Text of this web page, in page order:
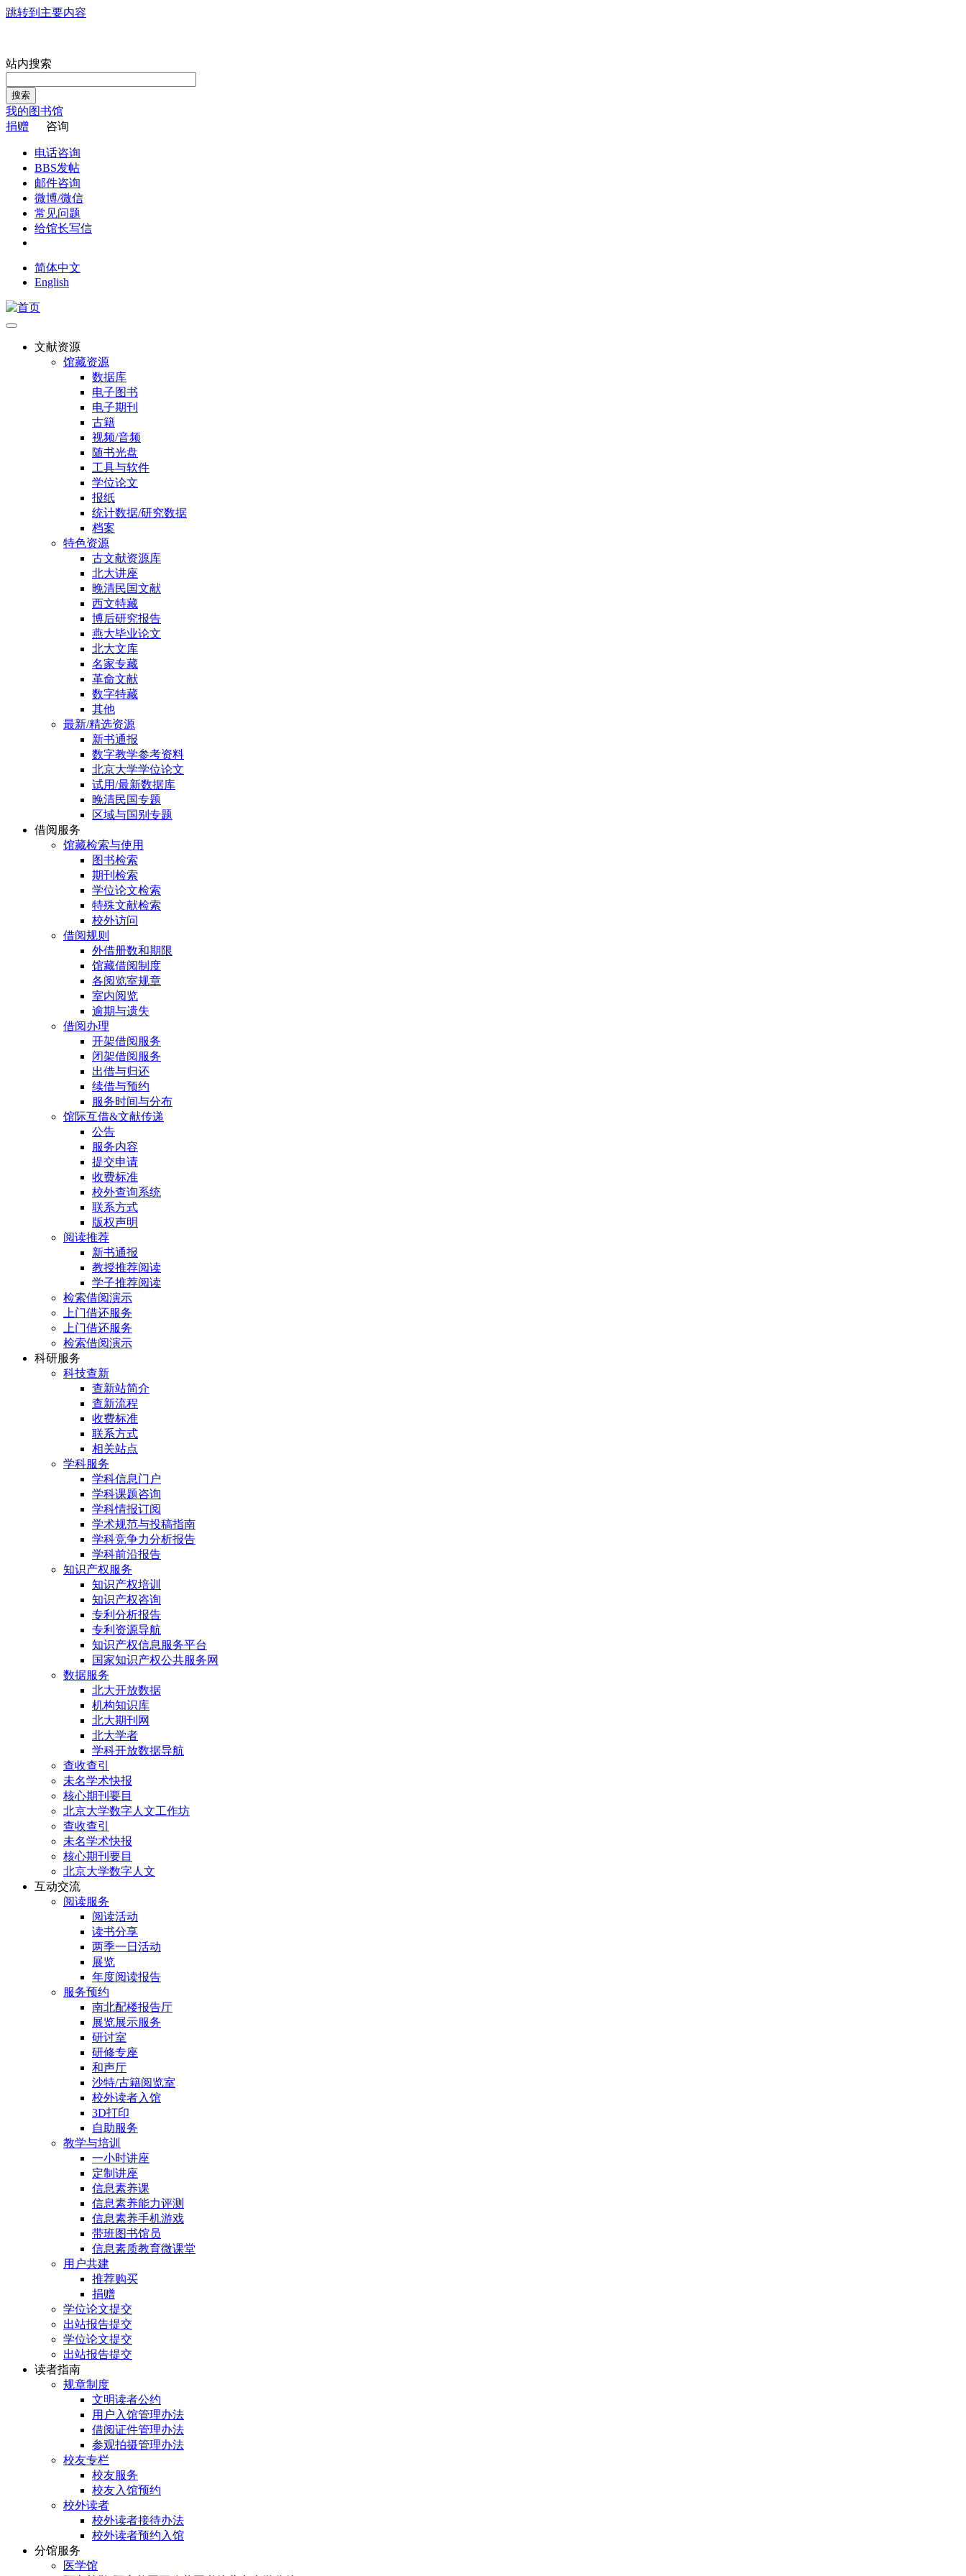
跳转到主要内容
站内搜索
搜索
我的图书馆
捐赠
咨询
电话咨询
BBS发帖
邮件咨询
微博/微信
常见问题
给馆长写信
简体中文
English
文献资源
馆藏资源
数据库
电子图书
电子期刊
古籍
视频/音频
随书光盘
工具与软件
学位论文
报纸
统计数据/研究数据
档案
特色资源
古文献资源库
北大讲座
晚清民国文献
西文特藏
博后研究报告
燕大毕业论文
北大文库
名家专藏
革命文献
数字特藏
其他
最新/精选资源
新书通报
数字教学参考资料
北京大学学位论文
试用/最新数据库
晚清民国专题
区域与国别专题
借阅服务
馆藏检索与使用
图书检索
期刊检索
学位论文检索
特殊文献检索
校外访问
借阅规则
外借册数和期限
馆藏借阅制度
各阅览室规章
室内阅览
逾期与遗失
借阅办理
开架借阅服务
闭架借阅服务
出借与归还
续借与预约
服务时间与分布
馆际互借&文献传递
公告
服务内容
提交申请
收费标准
校外查询系统
联系方式
版权声明
阅读推荐
新书通报
教授推荐阅读
学子推荐阅读
检索借阅演示
上门借还服务
上门借还服务
检索借阅演示
科研服务
科技查新
查新站简介
查新流程
收费标准
联系方式
相关站点
学科服务
学科信息门户
学科课题咨询
学科情报订阅
学术规范与投稿指南
学科竞争力分析报告
学科前沿报告
知识产权服务
知识产权培训
知识产权咨询
专利分析报告
专利资源导航
知识产权信息服务平台
国家知识产权公共服务网
数据服务
北大开放数据
机构知识库
北大期刊网
北大学者
学科开放数据导航
查收查引
未名学术快报
核心期刊要目
北京大学数字人文工作坊
查收查引
未名学术快报
核心期刊要目
北京大学数字人文
互动交流
阅读服务
阅读活动
读书分享
两季一日活动
展览
年度阅读报告
服务预约
南北配楼报告厅
展览展示服务
研讨室
研修专座
和声厅
沙特/古籍阅览室
校外读者入馆
3D打印
自助服务
教学与培训
一小时讲座
定制讲座
信息素养课
信息素养能力评测
信息素养手机游戏
带班图书馆员
信息素质教育微课堂
用户共建
推荐购买
捐赠
学位论文提交
出站报告提交
学位论文提交
出站报告提交
读者指南
规章制度
文明读者公约
用户入馆管理办法
借阅证件管理办法
参观拍摄管理办法
校友专栏
校友服务
校友入馆预约
校外读者
校外读者接待办法
校外读者预约入馆
分馆服务
医学馆